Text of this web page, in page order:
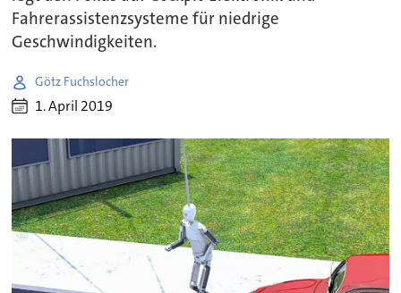
Fahrerassistenzsysteme für niedrige
Geschwindigkeiten.
Götz Fuchslocher
1. April 2019